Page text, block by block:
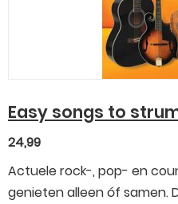
Easy songs to
24,99
Actuele rock-, pop- en
genieten alleen óf samen.